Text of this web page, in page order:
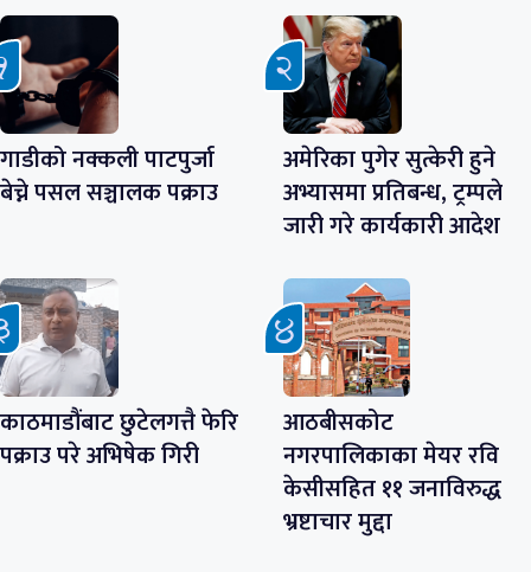
गाडीको नक्कली पाटपुर्जा
बेच्ने पसल सञ्चालक पक्राउ
अमेरिका पुगेर सुत्केरी हुने
अभ्यासमा प्रतिबन्ध, ट्रम्पले
जारी गरे कार्यकारी आदेश
काठमाडौंबाट छुटेलगत्तै फेरि
पक्राउ परे अभिषेक गिरी
आठबीसकोट
नगरपालिकाका मेयर रवि
केसीसहित ११ जनाविरुद्ध
भ्रष्टाचार मुद्दा